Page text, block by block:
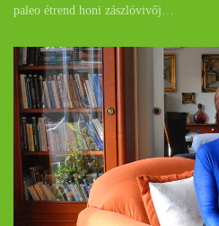
paleo étrend honi zászlóvivőj…